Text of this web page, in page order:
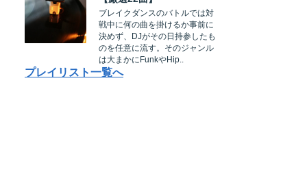
ブレイクダンスのバトルでは対
戦中に何の曲を掛けるか事前に
決めず、DJがその日持参したも
のを任意に流す。そのジャンル
は大まかにFunkやHip..
プレイリスト一覧へ